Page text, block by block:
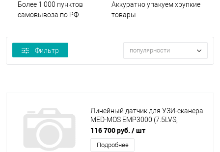
Более 1 000 пунктов
самовывоза по РФ
Аккуратно упакуем хрупкие
товары
Фильтр популярности
Линейный датчик для УЗИ-сканера
MED-MOS ЕМР3000 (7.5LVS,
5.0MHz~12.0MHz)
116 700 руб. / шт
Подробнее